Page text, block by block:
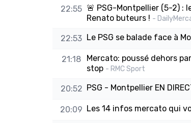
22:55 🚨 PSG-Montpellier (5-2) :
Renato buteurs ! -
22:53 Le PSG se balade face à
21:18
Mercato: poussé dehors
stop - RMC Sport
20:52 PSG - Montpellier EN
20:09 Les 14 infos mercato qui